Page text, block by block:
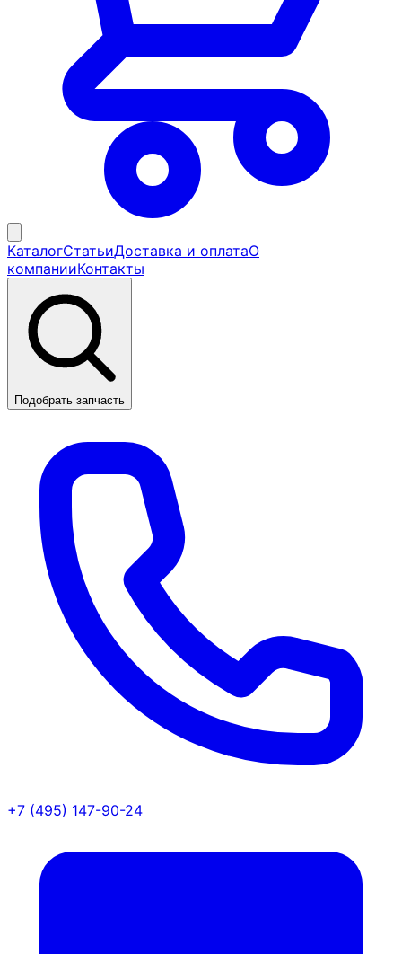
КаталогСтатьиДоставка и оплатаО
компанииКонтакты
Подобрать запчасть
+7 (495) 147-90-24